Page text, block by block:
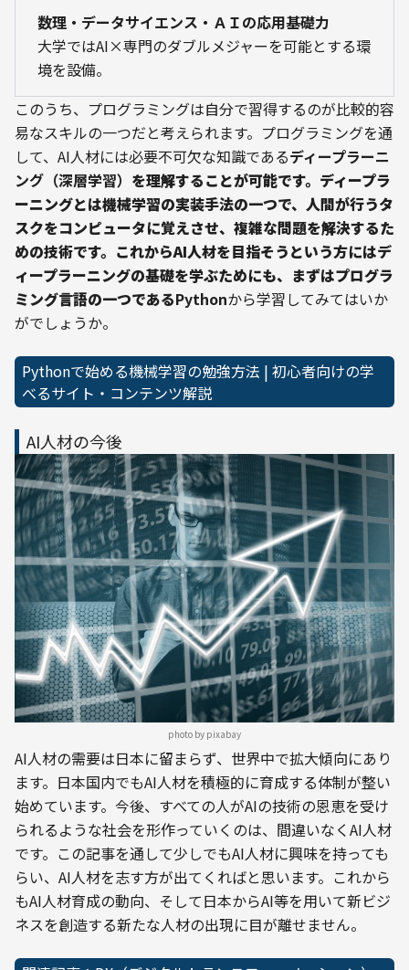
数理・データサイエンス・ＡＩの応用基礎力
大学ではAI×専門のダブルメジャーを可能とする環
境を設備。
このうち、プログラミングは自分で習得するのが比較的容
易なスキルの一つだと考えられます。プログラミングを通
して、AI人材には必要不可欠な知識であるディープラーニ
ング（深層学習） を理解することが可能です。 ディープラ
ーニングとは機械学習の実装手法の一つで、人間が行うタ
スクをコンピュータに覚えさせ、複雑な問題を解決するた
めの技術です。これからAI人材を目指そうという方にはデ
ィープラーニングの基礎を学ぶためにも、まずはプログラ
ミング言語の一つであるPythonから学習してみてはいか
がでしょうか。
Pythonで始める機械学習の勉強方法 | 初心者向けの学
べるサイト・コンテンツ解説
AI人材の今後
photo by pixabay
AI人材の需要は日本に留まらず、世界中で拡大傾向にあり
ます。日本国内でもAI人材を積極的に育成する体制が整い
始めています。今後、すべての人がAIの技術の恩恵を受け
られるような社会を形作っていくのは、間違いなくAI人材
です。この記事を通して少しでもAI人材に興味を持っても
らい、AI人材を志す方が出てくればと思います。これから
もAI人材育成の動向、そして日本からAI等を用いて新ビジ
ネスを創造する新たな人材の出現に目が離せません。